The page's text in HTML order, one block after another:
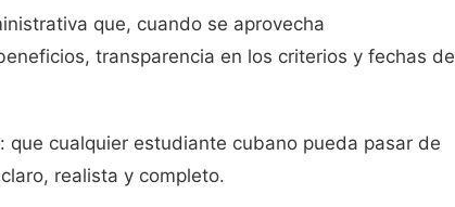
que, cuando se aprovecha
transparencia en los criterios y fechas de
que cualquier estudiante cubano pueda pasar de
realista y completo.